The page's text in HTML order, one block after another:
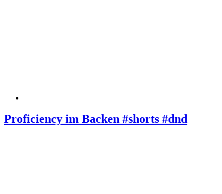
Proficiency im Backen #shorts #dnd